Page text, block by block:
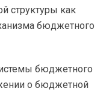
структуры как
бюджетного
бюджетного
о бюджетной